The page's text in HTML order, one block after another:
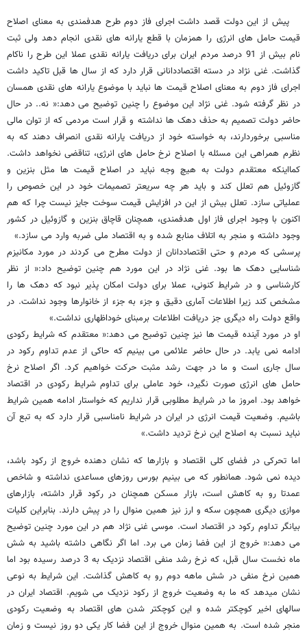
پیش از این دولت قصد داشت اجرای فاز دوم طرح هدفمندی به معنای اصلاح
قیمت حامل های انرژی را همزمان با قطع یارانه های نقدی انجام دهد ولی ثبت
نام بیش از 91 درصد مردم ایران برای دریافت یارانه نقدی عملا این طرح را ناکام
گذاشت. غنی نژاد در دسته اقتصاددانانی قرار دارد که از سال ها قبل تاکید داشت
اجرای فاز دوم به معنای اصلاح قیمت ها نباید با موضوع یارانه های نقدی همسان
در نظر گرفته شود. غنی نژاد این موضوع را چنین توضیح می دهد:« نه.. در حال
حاضر دولت تصمیم به حذف دهک ها نداشته و قرار است مردمی که از توان مالی
مناسبی برخوردارند، به خواسته خود از دریافت یارانه نقدی انصراف دهند که به
نظرم همراهی این مسئله با اصلاح نرخ حامل های انرژی، تناقضی نخواهد داشت.
کمااینکه معتقدم دولت به هیچ وجه نباید در اصلاح قیمت ها مثل بنزین و
گازوئیل هم تعلل کند و باید هر چه سریعتر تصمیمات خود در این خصوص را
عملیاتی سازد. تعلل بیش از این در افزایش قیمت سوخت جایز نیست چرا که هم
اکنون با وجود اجرای فاز اول هدفمندی، همچنان قاچاق بنزین و گازوئیل در کشور
وجود داشته و منجر به اتلاف منابع شده و به اقتصاد ملی ضربه وارد می سازد.»
پرسشی که مردم و حتی اقتصاددانان از دولت مطرح می کردند در مورد مکانیزم
شناسایی دهک ها بود. غنی نژاد در این مورد هم چنین توضیح داد:« از نظر
کارشناسی و در شرایط کنونی، عملا برای دولت امکان پذیر نبود که دهک ها را
مشخص کند زیرا اطلاعات آماری دقیق و جزء به جزء از خانوارها وجود نداشت. در
واقع دولت راه دیگری جز دریافت اطلاعات برمبنای خوداظهاری نداشت.»
او در مورد آینده قیمت ها نیز چنین توضیح می دهد:« معتقدم که شرایط رکودی
ادامه نمی یابد. در حال حاضر علائمی می بینیم که حاکی از عدم تداوم رکود در
سال جاری است و ما در جهت رشد مثبت حرکت خواهیم کرد. اگر اصلاح نرخ
حامل های انرژی صورت نگیرد، خود عاملی برای تداوم شرایط رکودی در اقتصاد
خواهد بود. امروز ما در شرایط مطلوبی قرار نداریم که خواستار ادامه همین شرایط
باشیم. وضعیت قیمت انرژی در ایران در شرایط نامناسبی قرار دارد که به تبع آن
نباید نسبت به اصلاح این نرخ تردید داشت.»
اما تحرکی در فضای کلی اقتصاد و بازارها که نشان دهنده خروج از رکود باشد،
دیده نمی شود. همانطور که می بینیم بورس روزهای مساعدی نداشته و شاخص
عمدتا رو به کاهش است، بازار مسکن همچنان در رکود قرار داشته، بازارهای
موازی دیگری همچون سکه و ارز نیز همین منوال را در پیش دارند. بنابراین کلیات
بیانگر تداوم رکود در اقتصاد است. موسی غنی نژاد هم در این مورد چنین توضیح
می دهد:« خروج از این فضا زمان می برد. اما اگر نگاهی داشته باشید به شش
ماه نخست سال قبل، که نرخ رشد منفی اقتصاد نزدیک به 3 درصد رسیده بود اما
همین نرخ منفی در شش ماهه دوم رو به کاهش گذاشت. این شرایط به نوعی
نشان میدهد که ما به وضعیت خروج از رکود نزدیک می شویم. اقتصاد ایران در
سالهای اخیر کوچکتر شده و این کوچکتر شدن های اقتصاد به وضعیت رکودی
منجر شده است. به همین منوال خروج از این فضا کار یکی دو روز نیست و زمان